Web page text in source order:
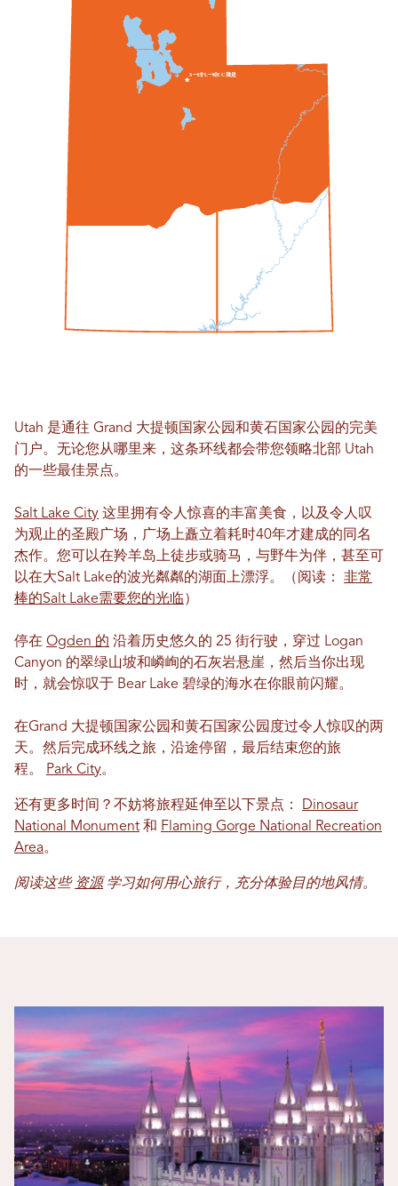
S一个
LTL一个
KEC我
T是
Utah 是通往 Grand 大提顿国家公园和黄石国家公园的完美
门户。无论您从哪里来，这条环线都会带您领略北部 Utah
的一些最佳景点。
Salt Lake City 这里拥有令人惊喜的丰富美食，以及令人叹
为观止的圣殿广场，广场上矗立着耗时40年才建成的同名
杰作。您可以在羚羊岛上徒步或骑马，与野牛为伴，甚至可
以在大Salt Lake的波光粼粼的湖面上漂浮。（阅读： 非常
棒的Salt Lake需要您的光临 ）
停在 Ogden 的 沿着历史悠久的 25 街行驶，穿过 Logan
Canyon 的翠绿山坡和嶙峋的石灰岩悬崖，然后当你出现
时，就会惊叹于 Bear Lake 碧绿的海水在你眼前闪耀。
在Grand 大提顿国家公园和黄石国家公园度过令人惊叹的两
天。然后完成环线之旅，沿途停留，最后结束您的旅
程。
Park City。
还有更多时间？不妨将旅程延伸至以下景点：
Dinosaur
National Monument 和 Flaming Gorge National Recreation
Area。
阅读这些 资源学习如何用心旅行，充分体验目的地风情。